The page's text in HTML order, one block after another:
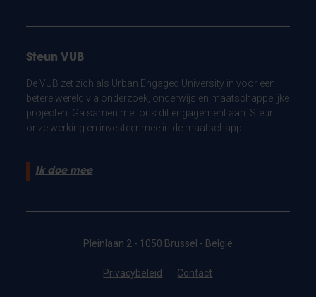
Steun VUB
De VUB zet zich als Urban Engaged University in voor een
betere wereld via onderzoek, onderwijs en maatschappelijke
projecten. Ga samen met ons dit engagement aan. Steun
onze werking en investeer mee in de maatschappij.
Ik doe mee
Pleinlaan 2 - 1050 Brussel - België
Privacybeleid Contact